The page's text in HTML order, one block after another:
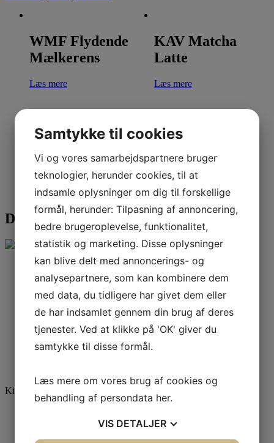
WMF Flydende
Mælkerens
Læs mere
KAV Matcha
Latte
Læs mere
Læs mere
Fairtrade og
økologisk –
Nature Growing
Læs mere
Nr.4 – IV
Økologisk –
Nature Growing
Læs mere
Nr.5 – V
Fairtrade og
Økologisk –
Det siger vores kunder
Kim Balle
Samtykke til cookies
Vi og vores samarbejdspartnere bruger
teknologier, herunder cookies, til at
indsamle oplysninger om dig til forskellige
formål, herunder: Tilpasning af annoncering,
bedre brugeroplevelse, funktionalitet,
statistik og marketing. Disse oplysninger
kan blive delt med annoncerings- og
analysepartnere, som kan kombinere dem
med data, du tidligere har givet dem eller
de har indsamlet gennem din brug af deres
tjenester. Ved at klikke på 'OK' giver du
samtykke til disse formål.
Læs mere om vores brug af cookies og
behandling af persondata her.
VIS DETALJER